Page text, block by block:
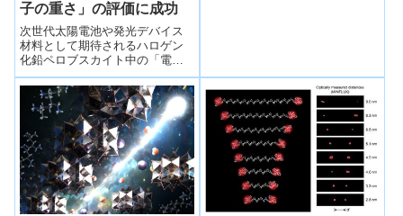
子の重さ」の評価に成功
次世代太陽電池や発光デバイス
材料として期待されるハロゲン
化鉛ペロブスカイト中の「電子
の重さ」を測定し、電子が周囲
の格子に及ぼす影響を正確に評
価することに成功した。